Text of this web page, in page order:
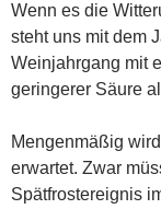
Wenn es die
steht uns mit dem
Weinjahrgang mit
geringerer Säure
Mengenmäßig
erwartet. Zwar
Spätfrostereignis